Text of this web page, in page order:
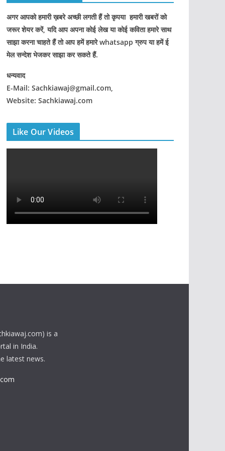
अगर आपको हमारी ख़बरे अच्छी लगती हैं तो कृपया हमारी खबरों को
जरूर शेयर करें, यदि आप अपना कोई लेख या कोई कविता हमारे साथ
साझा करना चाहते हैं तो आप हमें हमारे whatsapp ग्रुप या हमें ई
मेल सन्देश भेजकर साझा कर सकते हैं.
धन्यवाद
E-Mail: Sachkiawaj@gmail.com,
Website: Sachkiawaj.com
Like Our Videos
is a
in India.
latest news.